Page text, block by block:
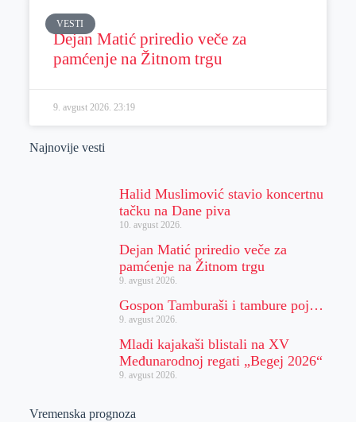
VESTI
Dejan Matić priredio veče za
pamćenje na Žitnom trgu
9. avgust 2026. 23:19
Najnovije vesti
Halid Muslimović stavio koncertnu
tačku na Dane piva
10. avgust 2026.
Dejan Matić priredio veče za
pamćenje na Žitnom trgu
9. avgust 2026.
Gospon Tamburaši i tambure poj…
9. avgust 2026.
Mladi kajakaši blistali na XV
Međunarodnoj regati „Begej 2026“
9. avgust 2026.
Vremenska prognoza